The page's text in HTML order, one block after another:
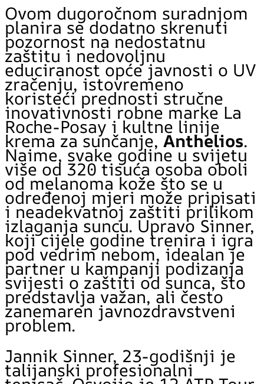
Ovom dugoročnom suradnjom
planira se dodatno skrenuti
pozornost na nedostatnu
zaštitu i nedovoljnu
educiranost opće javnosti o UV
zračenju, istovremeno
koristeći prednosti stručne
inovativnosti robne marke La
Roche-Posay i kultne linije
krema za sunčanje,Anthelios.
Naime, svake godine u svijetu
više od 320 tisuća osoba oboli
od melanoma kože što se u
određenoj mjeri može pripisati
i neadekvatnoj zaštiti prilikom
izlaganja suncu. Upravo Sinner,
koji cijele godine trenira i igra
pod vedrim nebom, idealan je
partner u kampanji podizanja
svijesti o zaštiti od sunca, što
predstavlja važan, ali često
zanemaren javnozdravstveni
problem.
Jannik Sinner, 23-godišnji je
talijanski profesionalni